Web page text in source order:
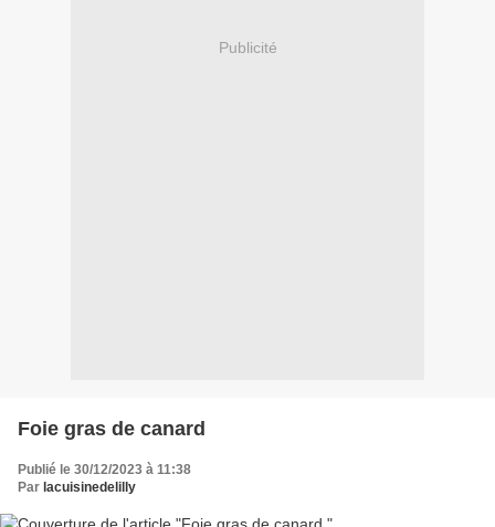
Publicité
Foie gras de canard
Publié le 30/12/2023 à 11:38
Par lacuisinedelilly